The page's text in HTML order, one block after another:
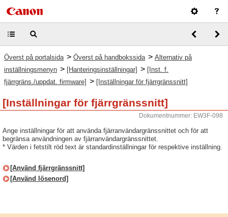
Överst på portalsida > Överst på handbokssida > Alternativ på
inställningsmenyn > [Hanteringsinställningar] > [Inst. f.
fjärrgräns./uppdat. firmware] > [Inställningar för fjärrgränssnitt]
[Inställningar för fjärrgränssnitt]
Dokumentnummer: EW3F-098
Ange inställningar för att använda fjärranvändargränssnittet och för att
begränsa användningen av fjärranvändargränssnittet.
* Värden i fetstilt röd text är standardinställningar för respektive inställning.
[Använd fjärrgränssnitt]
[Använd lösenord]